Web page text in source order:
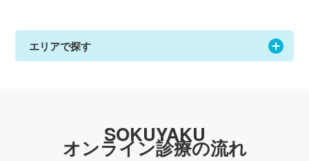
エリアで探す
SOKUYAKU
オンライン診療の流れ